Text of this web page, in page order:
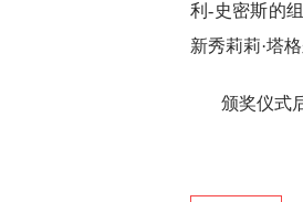
利-史密斯的
新秀莉莉·塔
颁奖仪式